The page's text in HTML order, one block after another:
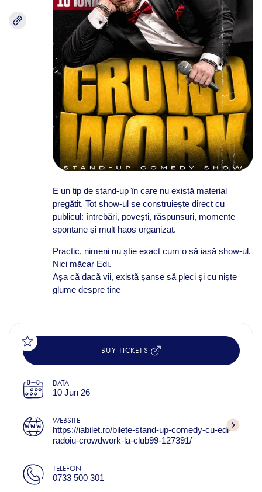
E un tip de stand-up în care nu există material
pregătit. Tot show-ul se construiește direct cu
publicul: întrebări, povești, răspunsuri, momente
spontane și mult haos organizat.
Practic, nimeni nu știe exact cum o să iasă show-ul.
Nici măcar Edi.
Așa că dacă vii, există șanse să pleci și cu niște
glume despre tine
BUY TICKETS
DATA
10 Jun 26
WEBSITE
https://iabilet.ro/bilete-stand-up-comedy-cu-edi-
radoiu-crowdwork-la-club99-127391/
TELEFON
0733 500 301